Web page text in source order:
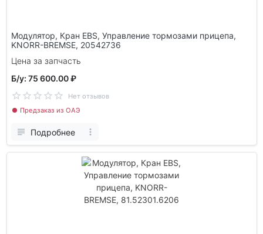
Модулятор, Кран EBS, Управление тормозами прицепа,
KNORR-BREMSE, 20542736
Цена за запчасть
Б/у: 75 600.00 ₽
Нет отзывов
Предзаказ из ОАЭ
Подробнее